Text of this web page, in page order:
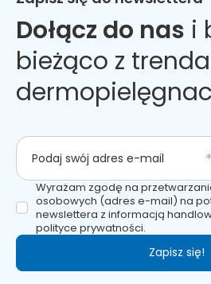
Dołącz do nas i
bieżąco z
Podaj swój adres e-mail
Wyrażam zgodę na
osobowych (adres e-mail) na
newslettera z informacją
polityce prywatności.
Zapisz się!